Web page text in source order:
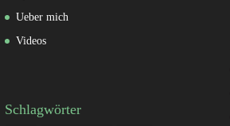
Ueber mich
Videos
Schlagwörter